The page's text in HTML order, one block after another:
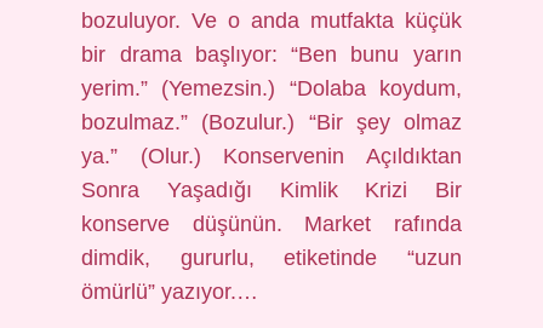
bozuluyor. Ve o anda mutfakta küçük
bir drama başlıyor: “Ben bunu yarın
yerim.” (Yemezsin.) “Dolaba koydum,
bozulmaz.” (Bozulur.) “Bir şey olmaz
ya.” (Olur.) Konservenin Açıldıktan
Sonra Yaşadığı Kimlik Krizi Bir
konserve düşünün. Market rafında
dimdik, gururlu, etiketinde “uzun
ömürlü” yazıyor.…